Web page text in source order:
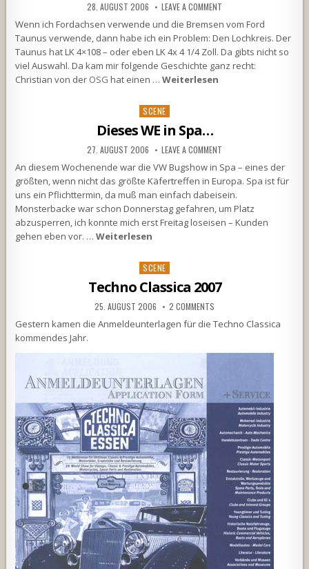
28. AUGUST 2006 LEAVE A COMMENT
Wenn ich Fordachsen verwende und die Bremsen vom Ford
Taunus verwende, dann habe ich ein Problem: Den Lochkreis. Der
Taunus hat LK 4×108 – oder eben LK 4x 4 1/4 Zoll. Da gibts nicht so
viel Auswahl. Da kam mir folgende Geschichte ganz recht:
Christian von der OSG hat einen …Weiterlesen
Posted
in
SCENE
Dieses WE in Spa…
27. AUGUST 2006 LEAVE A COMMENT
An diesem Wochenende war die VW Bugshow in Spa – eines der
größten, wenn nicht das größte Käfertreffen in Europa. Spa ist für
uns ein Pflichttermin, da muß man einfach dabeisein.
Monsterbacke war schon Donnerstag gefahren, um Platz
abzusperren, ich konnte mich erst Freitag loseisen – Kunden
gehen eben vor. …Weiterlesen
Posted
in
SCENE
Techno Classica 2007
25. AUGUST 2006 2 COMMENTS
Gestern kamen die Anmeldeunterlagen für die Techno Classica
kommendes Jahr.